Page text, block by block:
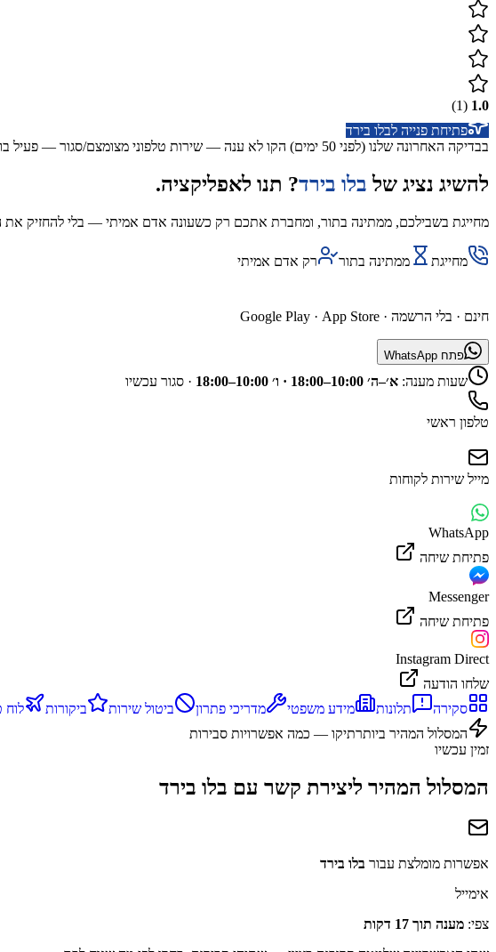
1.0
(
1
)
פתיחת פנייה לבלו בירד
בבדיקה האחרונה שלנו (לפני 50 ימים) הקו לא ענה — שירות טלפוני מצומצם/סגור — פעיל בוואטסאפ/דיגיטל. ייתכן שהוא חזר לפעול מאז.
להשיג נציג של בלו בירד? תנו לאפליקציה.
מחייגת בשבילכם, ממתינה בתור, ומחברת אתכם רק כשעונה אדם אמיתי — בלי להחזיק את
מחייגת ממתינה בתור
רק אדם אמיתי
חינם · בלי הרשמה · App Store
·
Google Play
פתח WhatsApp
שעות מענה: א׳–ה׳ 10:00–18:00 · ו׳ 10:00–18:00 · סגור עכשיו
טלפון ראשי
מייל שירות לקוחות
WhatsApp
פתיחת שיחה
Messenger
פתיחת שיחה
Instagram Direct
שלחו הודעה
סקירה
תלונות מידע משפטי מדריכי פתרון ביטול שירות ביקורות
לוח
המסלול המהיר ביותרתיקו — כמה אפשרויות סבירות
זמין עכשיו
המסלול המהיר ליצירת קשר עם בלו בירד
אפשרות מומלצת עבור בלו בירד
אימייל
צפי: מענה תוך 17 דקות